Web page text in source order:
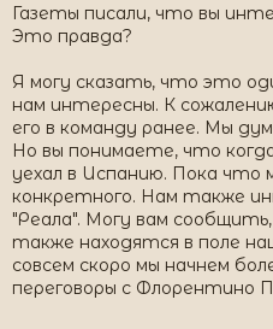
Газеты писали, что вы
Это правда?
Я могу сказать, что это
нам интересны. К
его в команду ранее. Мы
Но вы понимаете, что
уехал в Испанию. Пока что
конкретного. Нам также
"Реала". Могу вам
также находятся в поле
совсем скоро мы начнем
переговоры с Флорентино